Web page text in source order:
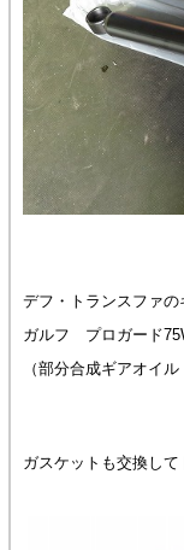
デフ・トランスファの
ガルフ プロガード
（部分合成ギアオイ
ガスケットも交換して